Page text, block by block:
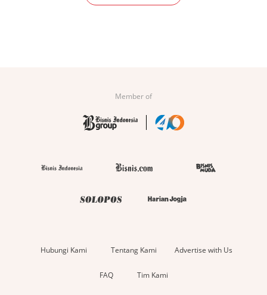
Member of
Hubungi Kami Tentang Kami Advertise with Us
FAQ Tim Kami